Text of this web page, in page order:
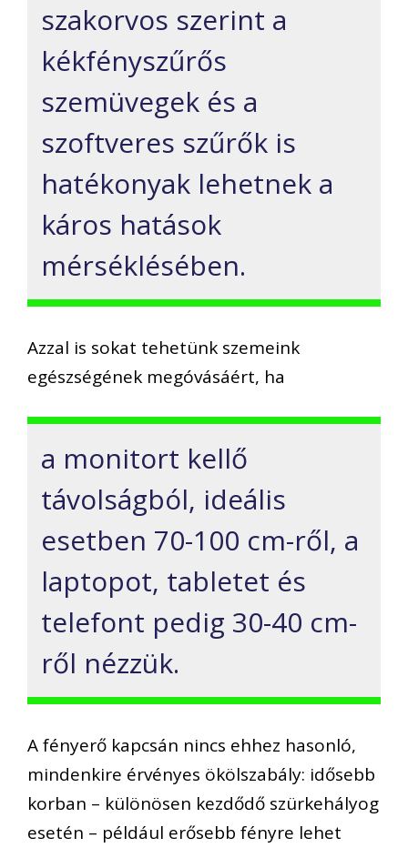
szakorvos szerint a
kékfényszűrős
szemüvegek és a
szoftveres szűrők is
hatékonyak lehetnek a
káros hatások
mérséklésében.
Azzal is sokat tehetünk szemeink
egészségének megóvásáért, ha
a monitort kellő
távolságból, ideális
esetben 70-100 cm-ről, a
laptopot, tabletet és
telefont pedig 30-40 cm-
ről nézzük.
A fényerő kapcsán nincs ehhez hasonló,
mindenkire érvényes ökölszabály: idősebb
korban – különösen kezdődő szürkehályog
esetén – például erősebb fényre lehet